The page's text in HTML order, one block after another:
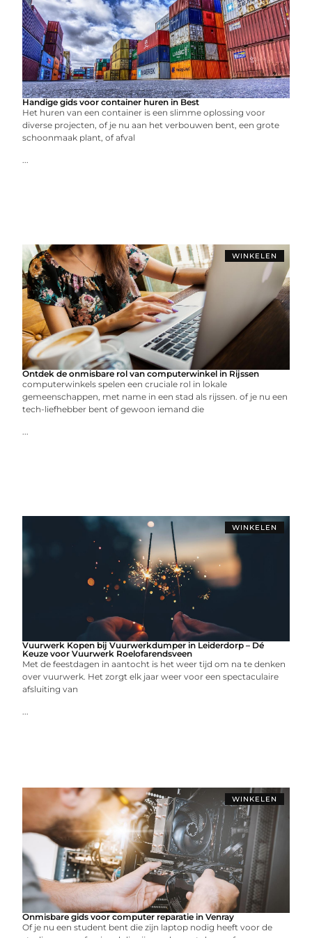
Handige gids voor container huren in Best
Het huren van een container is een slimme oplossing voor
diverse projecten, of je nu aan het verbouwen bent, een grote
schoonmaak plant, of afval
...
WINKELEN
Ontdek de onmisbare rol van computerwinkel in Rijssen
computerwinkels spelen een cruciale rol in lokale
gemeenschappen, met name in een stad als rijssen. of je nu een
tech-liefhebber bent of gewoon iemand die
...
WINKELEN
Vuurwerk Kopen bij Vuurwerkdumper in Leiderdorp – Dé
Keuze voor Vuurwerk Roelofarendsveen
Met de feestdagen in aantocht is het weer tijd om na te denken
over vuurwerk. Het zorgt elk jaar weer voor een spectaculaire
afsluiting van
...
WINKELEN
Onmisbare gids voor computer reparatie in Venray
Of je nu een student bent die zijn laptop nodig heeft voor de